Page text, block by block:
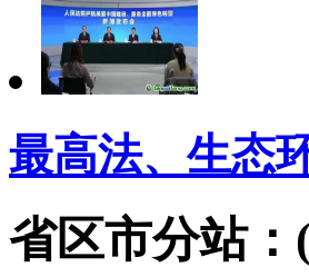
最高法、生态
省区市分站